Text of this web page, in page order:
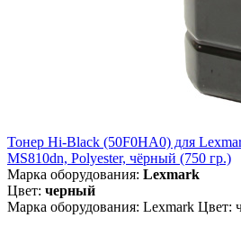
Тонер Hi-Black (50F0HA0) для
MS810dn, Polyester, чёрный (750 гр.)
Марка оборудования: Lexmark
Цвет: черный
Марка оборудования: Lexmark Цвет: